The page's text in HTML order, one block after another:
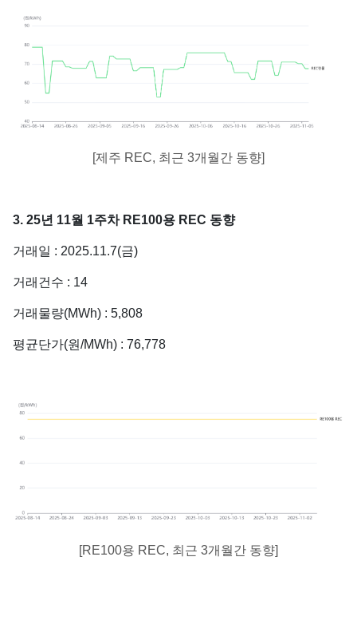
[제주 REC, 최근 3개월간 동향]
3. 25년 11월 1주차 RE100용 REC 동향
거래일 : 2025.11.7(금)
거래건수 : 14
거래물량(MWh) : 5,808
평균단가(원/MWh) : 76,778
[RE100용 REC, 최근 3개월간 동향]